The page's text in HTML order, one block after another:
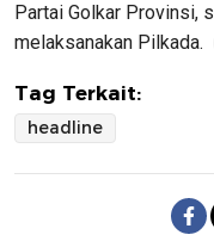
Partai Golkar Provinsi,
melaksanakan Pilkada.
Tag Terkait:
headline